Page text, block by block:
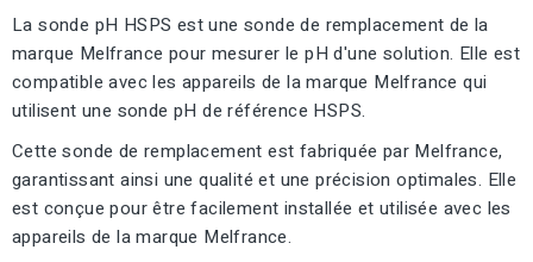
La sonde pH HSPS est une sonde de remplacement de la
marque Melfrance pour mesurer le pH d'une solution. Elle est
compatible avec les appareils de la marque Melfrance qui
utilisent une sonde pH de référence HSPS.
Cette sonde de remplacement est fabriquée par Melfrance,
garantissant ainsi une qualité et une précision optimales. Elle
est conçue pour être facilement installée et utilisée avec les
appareils de la marque Melfrance.